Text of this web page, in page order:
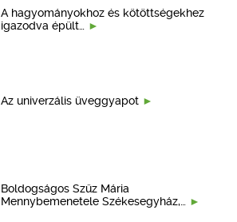
A hagyományokhoz és kötöttségekhez
igazodva épült…
Az univerzális üveggyapot
Boldogságos Szűz Mária
Mennybemenetele Székesegyház,…